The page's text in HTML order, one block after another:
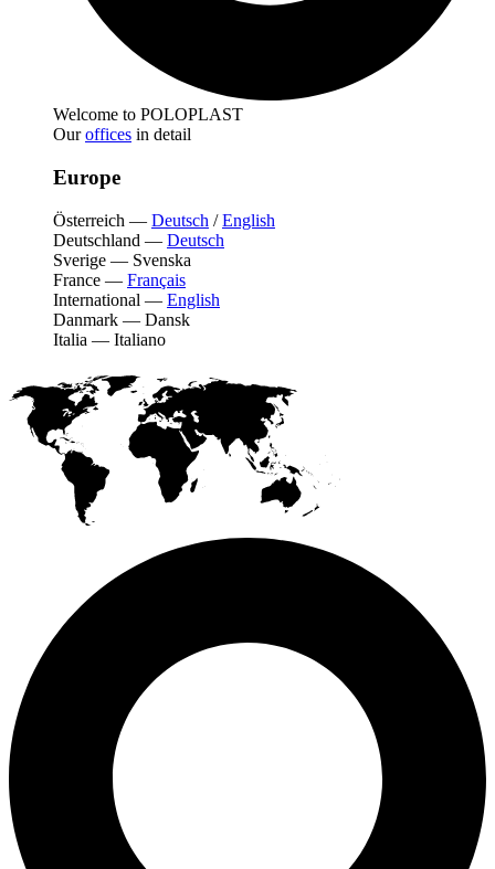
Welcome to POLOPLAST
Ouroffices in detail
Europe
Österreich — Deutsch /English
Deutschland — Deutsch
Sverige — Svenska
France — Français
International — English
Danmark — Dansk
Italia — Italiano